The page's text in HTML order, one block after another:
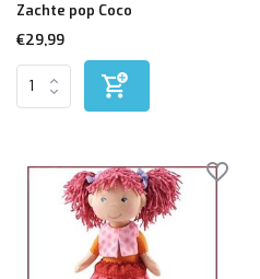
Zachte pop Coco
€29,99